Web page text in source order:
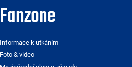
Fanzone
Informace k utkáním
Foto & video